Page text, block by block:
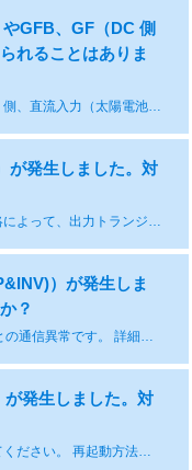
GFB、GF（DC 側
れることはありま
パワーコンディショナの交流出力（系統）側、直流入力（太陽電池）側で短絡・地絡が考えられます。 ケーブルの破損、短絡、地絡などがないか確認してください。
が発生しました。対
パワーコンディショナ出力側の短絡、地絡によって、出力トランジスタが破壊されヒューズが溶断したと考えられます。 短絡、地絡の要因を取り除き、パワーコンディショナ本体の交換をしてください。
）が発生しま
？
CPF00はコントロール基板とオペレータとの通信異常です。 詳細につきましては技術資料「パワーコンディショナCPF00調査手順書」をご参照ください。
発生しました。対
パワーコンディショナの再起動を実施してください。 再起動方法：ブレーカーをMCCB1 → MCCB2の順番にOFFし、表示が消えた後にMCCB1 → MCCB2の順番にONにします。